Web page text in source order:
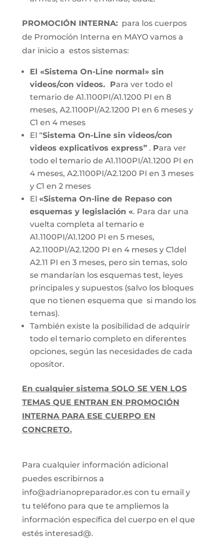
PROMOCIÓN INTERNA:para los cuerpos
de Promoción Interna en MAYO vamos a
dar inicio a estos sistemas:
El «Sistema On-Line normal» sin
videos/con videos. Para ver todo el
temario de A1.1100PI/A1.1200 PI en 8
meses, A2.1100PI/A2.1200 PI en 6 meses y
C1 en 4 meses
El “Sistema On-Line sin videos/con
videos explicativos express”. Para ver
todo el temario de A1.1100PI/A1.1200 PI en
4 meses, A2.1100PI/A2.1200 PI en 3 meses
y C1 en 2 meses
El «Sistema On-line de Repaso con
esquemas y legislación «. Para dar una
vuelta completa al temario e
A1.1100PI/A1.1200 PI en 5 meses,
A2.1100PI/A2.1200 PI en 4 meses y C1del
A2.11 PI en 3 meses, pero sin temas, solo
se mandarían los esquemas test, leyes
principales y supuestos (salvo los bloques
que no tienen esquema que si mando los
temas).
También existe la posibilidad de adquirir
todo el temario completo en diferentes
opciones, según las necesidades de cada
opositor.
En cualquier sistema SOLO SE VEN LOS
TEMAS QUE ENTRAN EN PROMOCIÓN
INTERNA PARA ESE CUERPO EN
CONCRETO.
Para cualquier información adicional
puedes escribirnos a
info@adrianopreparador.es con tu email y
tu teléfono para que te ampliemos la
información específica del cuerpo en el que
estés interesad@.